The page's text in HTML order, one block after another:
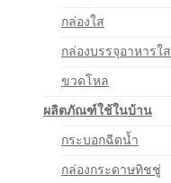
กล่องใส
กล่องบรรจุอาหารใส
ขวดโหล
ผลิตภัณฑ์ใช้ในบ้าน
กระบอกฉีดน้ำ
กล่องกระดาษทิชชู่